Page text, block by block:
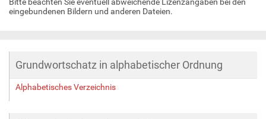
eingebundenen Bildern und anderen Dateien.
Grundwortschatz in alphabetischer Ordnung
Alphabetisches Verzeichnis